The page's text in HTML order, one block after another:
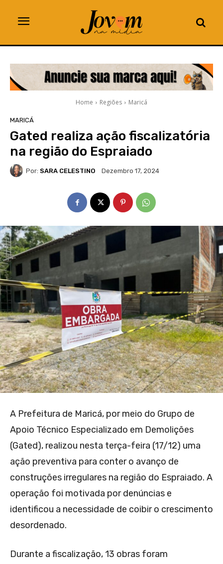
Home Regiões Maricá
MARICÁ
Gated realiza ação fiscalizatória
na região do Espraiado
Por: SARA CELESTINO Dezembro 17, 2024
A Prefeitura de Maricá, por meio do Grupo de
Apoio Técnico Especializado em Demolições
(Gated), realizou nesta terça-feira (17/12) uma
ação preventiva para conter o avanço de
construções irregulares na região do Espraiado. A
operação foi motivada por denúncias e
identificou a necessidade de coibir o crescimento
desordenado.
Durante a fiscalização, 13 obras foram